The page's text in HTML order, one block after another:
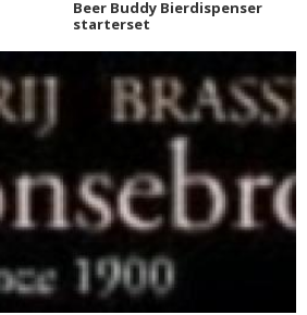
Beer Buddy Bierdispenser
starterset